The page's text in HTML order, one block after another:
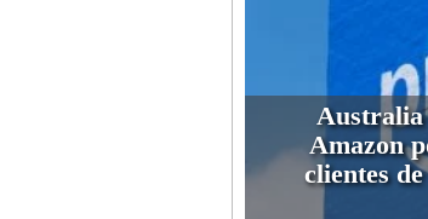
Australia
Amazon
clientes